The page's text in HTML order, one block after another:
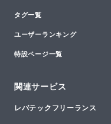
タグ一覧
ユーザーランキング
特設ページ一覧
関連サービス
レバテックフリーランス